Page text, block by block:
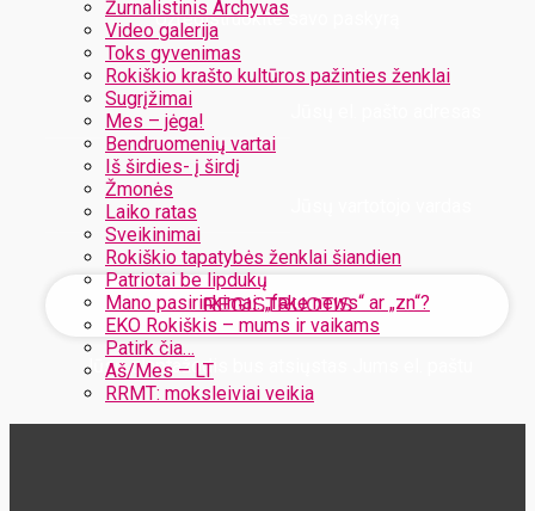
Žurnalistinis Archyvas
Video galerija
Toks gyvenimas
Rokiškio krašto kultūros pažinties ženklai
Sugrįžimai
Mes – jėga!
Bendruomenių vartai
Iš širdies- į širdį
Žmonės
Laiko ratas
Sveikinimai
Rokiškio tapatybės ženklai šiandien
Patriotai be lipdukų
Mano pasirinkimai: „fake news“ ar „zn“?
EKO Rokiškis – mums ir vaikams
Patirk čia…
Aš/Mes – LT
RRMT: moksleiviai veikia
Užregistruokite savo paskyrą
Jūsų slaptažodis bus atsiųstas Jums el. paštu